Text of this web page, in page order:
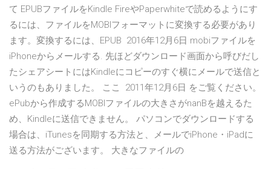
て EPUBファイルをKindle FireやPaperwhiteで読めるようにす
るには、ファイルをMOBIフォーマットに変換する必要があり
ます。変換するには、EPUB 2016年12月6日 mobiファイルを
iPhoneからメールする. 先ほどダウンロード画面から呼びだし
たシェアシートにはKindleにコピーのすぐ横にメールで送信と
いうのもありました。 ここ 2011年12月6日 をご覧ください。
ePubから作成するMOBIファイルの大きさがnanBを越えるた
め、Kindleに送信できません。 パソコンでダウンロードする
場合は、iTunesを同期する方法と、メールでiPhone・iPadに
送る方法がございます。 大きなファイルの